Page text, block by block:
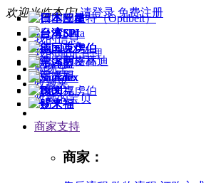
欢迎光临本店! 请登录 免费注册
我的信息
我的地址管理
购物车
收藏夹
收藏的宝贝
商家支持
商家：